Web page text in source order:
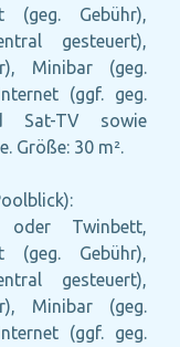
(geg. Gebühr),
gesteuert),
Minibar (geg.
(ggf. geg.
Sat-TV sowie
Größe: 30 m².
oder Twinbett,
(geg. Gebühr),
gesteuert),
Minibar (geg.
(ggf. geg.